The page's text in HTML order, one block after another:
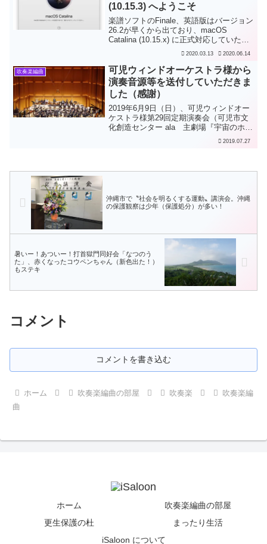
(10.15.3) へようこそ
楽譜ソフトのFinale、英語版はバージョン
26.2が早くから出ており、macOS
Catalina (10.15.x) に正式対応していたの
ですが、その日本語版がなかなか出ず、
使っていました...
2020.03.13 2020.06.14
吹奏楽編曲
可児ウィンドオーケストラ様から
演奏音源等を送付していただきま
した（感謝）
2019年6月9日（日）、可児ウィンドオー
ケストラ様第29回定期演奏会（可児市文
化創造センター ala 主劇場『宇宙のホー
ル』、13:30開場 14:00開演、入場無料）
2019.07.27
沖縄市で〝社会を明るくする運動〟講演会。沖縄
の保護観察は少年（保護処分）が多い！
暑いー！あついー！打首獄門同好会「なつのう
た」、赤くなったコウペンちゃん（新色出た！）
もステキ
コメント
コメントを書き込む
ホーム 吹奏楽編曲の部屋 吹奏楽
吹奏楽編
曲
ホーム
吹奏楽編曲の部屋
更生保護の杜
まったり生活
iSaloon について